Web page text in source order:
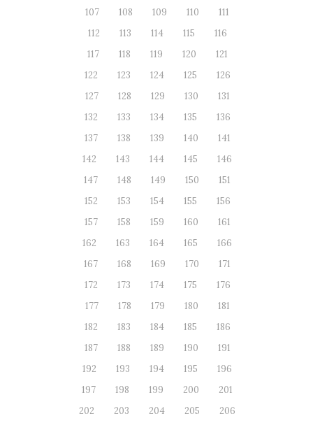
107
108 109 110
111
112
113 114 115
116
117
118 119 120
121
122
123 124 125
126
127
128 129 130
131
132
133 134 135
136
137
138 139 140
141
142
143 144 145
146
147
148 149 150
151
152
153 154 155
156
157
158 159 160
161
162
163 164 165
166
167
168 169 170
171
172
173 174 175
176
177
178 179 180
181
182
183 184 185
186
187
188 189 190
191
192
193 194 195
196
197
198 199 200
201
202
203 204 205
206